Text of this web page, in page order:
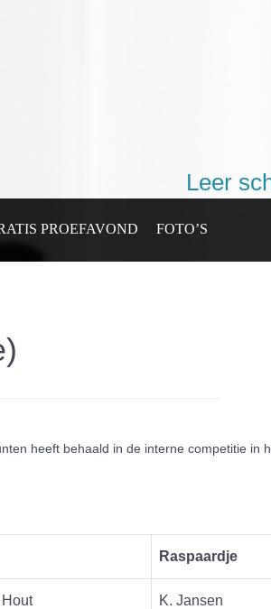
Leer
PROEFAVOND FOTO’S
heeft behaald in de interne competitie in
Raspaardje
Hout K. Jansen